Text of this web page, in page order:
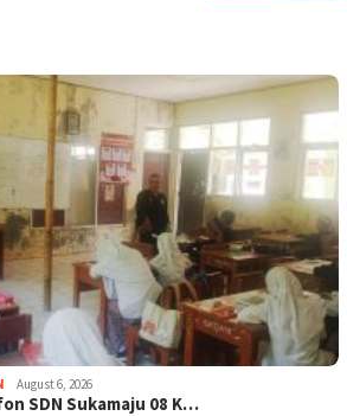
August 6, 2026
SDN Sukamaju 08 K…